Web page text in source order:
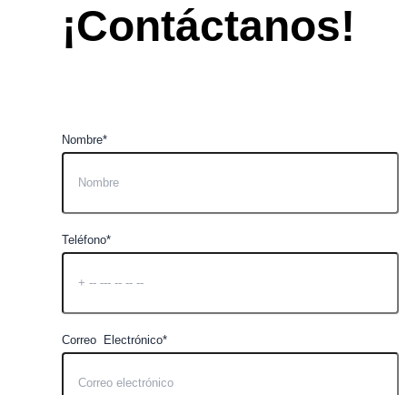
¡Contáctanos!
Nombre*
Teléfono*
Correo Electrónico*